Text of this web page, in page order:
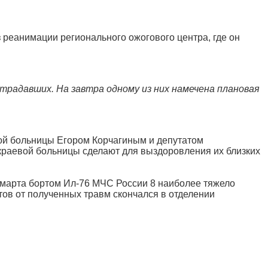
регионального ожогового центра, где он
На завтра одному из них намечена плановая
больницы Егором Корчагиным и депутатом
больницы сделают для выздоровления их близких
бортом Ил-76 МЧС России 8 наиболее тяжело
от полученных травм скончался в отделении